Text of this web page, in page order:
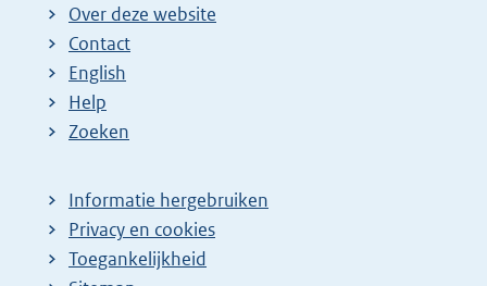
Over deze website
Contact
English
Help
Zoeken
Informatie hergebruiken
Privacy en cookies
Toegankelijkheid